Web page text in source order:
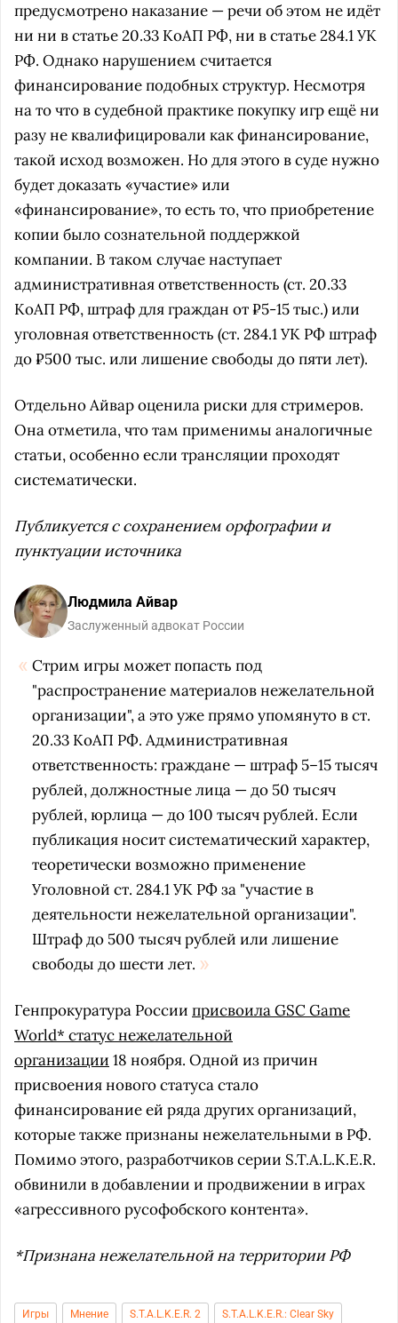
предусмотрено наказание — речи об этом не идёт
ни ни в статье 20.33 КоАП РФ, ни в статье 284.1 УК
РФ. Однако нарушением считается
финансирование подобных структур. Несмотря
на то что в судебной практике покупку игр ещё ни
разу не квалифицировали как финансирование,
такой исход возможен. Но для этого в суде нужно
будет доказать «участие» или
«финансирование», то есть то, что приобретение
копии было сознательной поддержкой
компании. В таком случае наступает
административная ответственность (ст. 20.33
КоАП РФ, штраф для граждан от ₽5-15 тыс.) или
уголовная ответственность (ст. 284.1 УК РФ штраф
до ₽500 тыс. или лишение свободы до пяти лет).
Отдельно Айвар оценила риски для стримеров.
Она отметила, что там применимы аналогичные
статьи, особенно если трансляции проходят
систематически.
Публикуется с сохранением орфографии и
пунктуации источника
Людмила Айвар
Заслуженный адвокат России
Стрим игры может попасть под
"распространение материалов нежелательной
организации", а это уже прямо упомянуто в ст.
20.33 КоАП РФ. Административная
ответственность: граждане — штраф 5–15 тысяч
рублей, должностные лица — до 50 тысяч
рублей, юрлица — до 100 тысяч рублей. Если
публикация носит систематический характер,
теоретически возможно применение
Уголовной ст. 284.1 УК РФ за "участие в
деятельности нежелательной организации".
Штраф до 500 тысяч рублей или лишение
свободы до шести лет.
Генпрокуратура России присвоила GSC Game
World* статус нежелательной
организации 18 ноября. Одной из причин
присвоения нового статуса стало
финансирование ей ряда других организаций,
которые также признаны нежелательными в РФ.
Помимо этого, разработчиков серии S.T.A.L.K.E.R.
обвинили в добавлении и продвижении в играх
«агрессивного русофобского контента».
*Признана нежелательной на территории РФ
Игры Мнение S.T.A.L.K.E.R. 2 S.T.A.L.K.E.R.: Clear Sky